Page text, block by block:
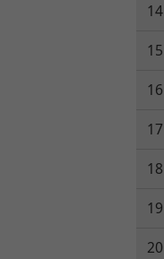
14
15
16
17
18
19
20